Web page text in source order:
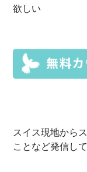
欲しい
スイス現地から
ことなど発信し